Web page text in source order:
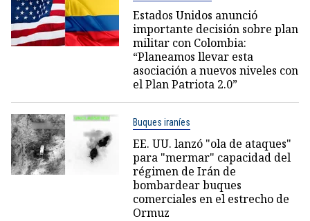
Estados Unidos anunció
importante decisión sobre plan
militar con Colombia:
“Planeamos llevar esta
asociación a nuevos niveles con
el Plan Patriota 2.0”
Buques iraníes
EE. UU. lanzó "ola de ataques"
para "mermar" capacidad del
régimen de Irán de
bombardear buques
comerciales en el estrecho de
Ormuz